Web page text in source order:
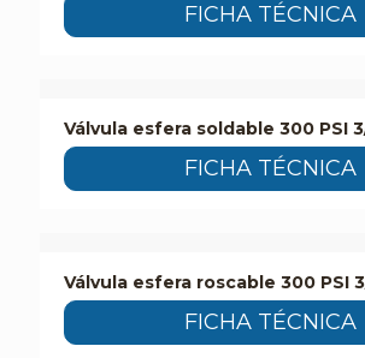
FICHA TÉCNICA
Válvula esfera soldable 300 PSI
FICHA TÉCNICA
Válvula esfera roscable 300 PSI
FICHA TÉCNICA